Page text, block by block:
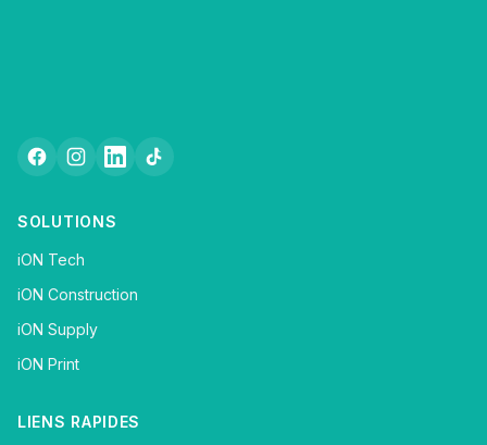
SOLUTIONS
iON Tech
iON Construction
iON Supply
iON Print
LIENS RAPIDES